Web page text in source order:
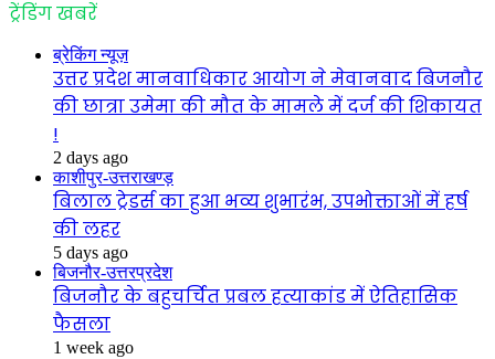
ट्रेंडिंग खबरें
ब्रेकिंग न्यूज़
उत्तर प्रदेश मानवाधिकार आयोग ने मेवानवाद बिजनौर
की छात्रा उमेमा की मौत के मामले में दर्ज की शिकायत
!
2 days ago
काशीपुर-उत्तराखण्ड़
बिलाल ट्रेडर्स का हुआ भव्य शुभारंभ, उपभोक्ताओं में हर्ष
की लहर
5 days ago
बिजनौर-उत्तरप्रदेश
बिजनौर के बहुचर्चित प्रबल हत्याकांड में ऐतिहासिक
फैसला
1 week ago